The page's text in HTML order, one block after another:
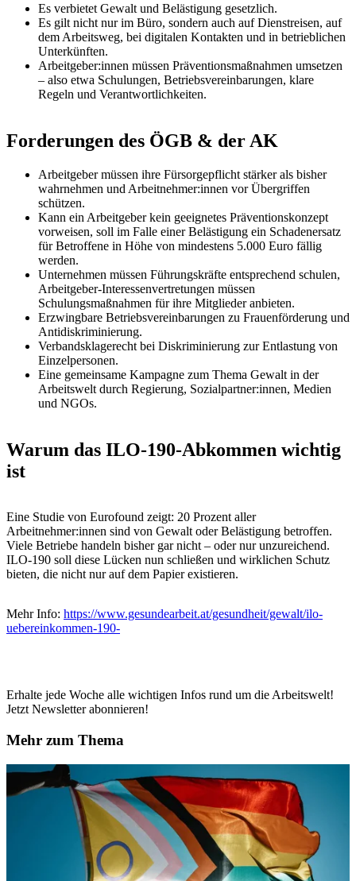
Es verbietet Gewalt und Belästigung gesetzlich.
Es gilt nicht nur im Büro, sondern auch auf Dienstreisen, auf
dem Arbeitsweg, bei digitalen Kontakten und in betrieblichen
Unterkünften.
Arbeitgeber:innen müssen Präventionsmaßnahmen umsetzen
– also etwa Schulungen, Betriebsvereinbarungen, klare
Regeln und Verantwortlichkeiten.
Forderungen des ÖGB & der AK
Arbeitgeber müssen ihre Fürsorgepflicht stärker als bisher
wahrnehmen und Arbeitnehmer:innen vor Übergriffen
schützen.
Kann ein Arbeitgeber kein geeignetes Präventionskonzept
vorweisen, soll im Falle einer Belästigung ein Schadenersatz
für Betroffene in Höhe von mindestens 5.000 Euro fällig
werden.
Unternehmen müssen Führungskräfte entsprechend schulen,
Arbeitgeber-Interessenvertretungen müssen
Schulungsmaßnahmen für ihre Mitglieder anbieten.
Erzwingbare Betriebsvereinbarungen zu Frauenförderung und
Antidiskriminierung.
Verbandsklagerecht bei Diskriminierung zur Entlastung von
Einzelpersonen.
Eine gemeinsame Kampagne zum Thema Gewalt in der
Arbeitswelt durch Regierung, Sozialpartner:innen, Medien
und NGOs.
Warum das ILO-190-Abkommen wichtig
ist
Eine Studie von Eurofound zeigt: 20 Prozent aller
Arbeitnehmer:innen sind von Gewalt oder Belästigung betroffen.
Viele Betriebe handeln bisher gar nicht – oder nur unzureichend.
ILO-190 soll diese Lücken nun schließen und wirklichen Schutz
bieten, die nicht nur auf dem Papier existieren.
Mehr Info: https://www.gesundearbeit.at/gesundheit/gewalt/ilo-
uebereinkommen-190-
Erhalte jede Woche alle wichtigen Infos rund um die Arbeitswelt!
Jetzt Newsletter abonnieren!
Mehr zum Thema